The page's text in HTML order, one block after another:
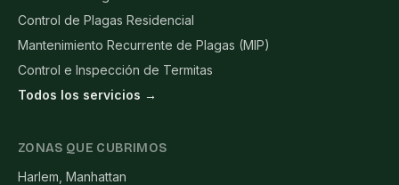
Control de Plagas Residencial
Mantenimiento Recurrente de Plagas (MIP)
Control e Inspección de Termitas
Todos los servicios →
ZONAS QUE CUBRIMOS
Harlem, Manhattan